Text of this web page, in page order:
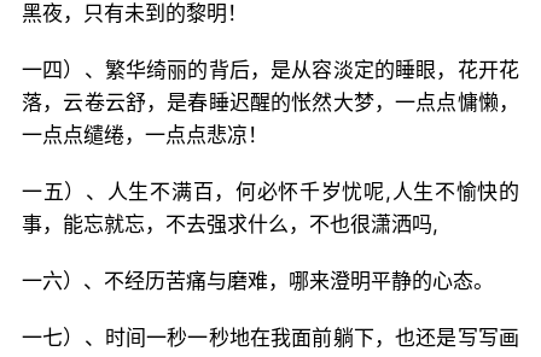
黑夜，只有未到的黎明！
一四）、繁华绮丽的背后，是从容淡定的睡眼，花开花
落，云卷云舒，是春睡迟醒的怅然大梦，一点点慵懒，
一点点缱绻，一点点悲凉！
一五）、人生不满百，何必怀千岁忧呢,人生不愉快的
事，能忘就忘，不去强求什么，不也很潇洒吗,
一六）、不经历苦痛与磨难，哪来澄明平静的心态。
一七）、时间一秒一秒地在我面前躺下，也还是写写画